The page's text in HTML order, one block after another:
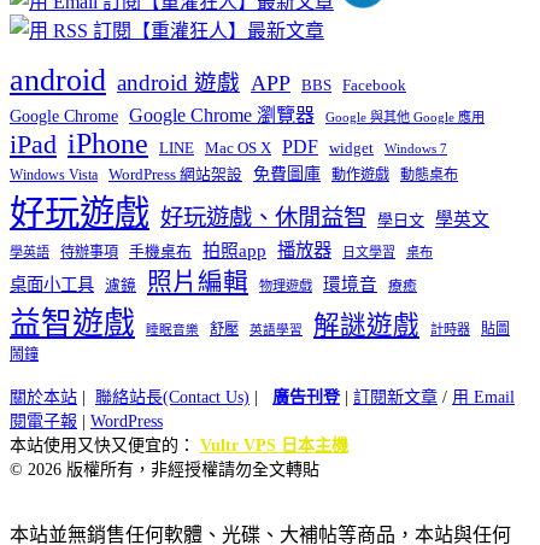
android android 遊戲 APP BBS Facebook
Google Chrome Google Chrome 瀏覽器 Google 與其他 Google 應用
iPad iPhone LINE Mac OS X PDF widget Windows 7
Windows Vista WordPress 網站架設 免費圖庫 動作遊戲 動態桌布
好玩遊戲 好玩遊戲、休閒益智 學日文 學英文
學英語 待辦事項 手機桌布 拍照app 播放器 日文學習 桌布
桌面小工具 濾鏡 照片編輯 物理遊戲 環境音 療癒
益智遊戲 睡眠音樂 舒壓 英語學習 解謎遊戲 計時器
貼圖
鬧鐘
關於本站 聯絡站長(Contact Us) 廣告刊登| 訂閱新文章 / 用 Email
閱電子報
WordPress
本站使用又快又便宜的： Vultr VPS 日本主機
© 2026 版權所有，非經授權請勿全文轉貼
本站並無銷售任何軟體、光碟、大補帖等商品，本站與任何